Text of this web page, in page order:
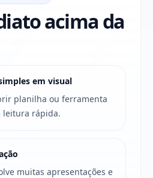
acima da
em visual
planilha ou ferramenta
leitura rápida.
muitas apresentações e